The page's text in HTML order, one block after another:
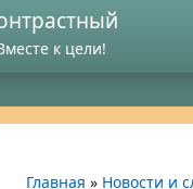
к цели!
Главная » Новости и